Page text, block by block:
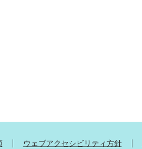
ウェブアクセシビリティ方針